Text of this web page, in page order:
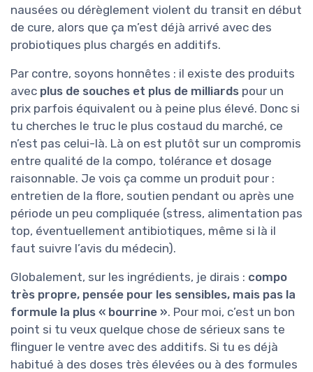
nausées ou dérèglement violent du transit en début
de cure, alors que ça m’est déjà arrivé avec des
probiotiques plus chargés en additifs.
Par contre, soyons honnêtes : il existe des produits
avec plus de souches et plus de milliards pour un
prix parfois équivalent ou à peine plus élevé. Donc si
tu cherches le truc le plus costaud du marché, ce
n’est pas celui-là. Là on est plutôt sur un compromis
entre qualité de la compo, tolérance et dosage
raisonnable. Je vois ça comme un produit pour :
entretien de la flore, soutien pendant ou après une
période un peu compliquée (stress, alimentation pas
top, éventuellement antibiotiques, même si là il
faut suivre l’avis du médecin).
Globalement, sur les ingrédients, je dirais : compo
très propre, pensée pour les sensibles, mais pas la
formule la plus « bourrine ». Pour moi, c’est un bon
point si tu veux quelque chose de sérieux sans te
flinguer le ventre avec des additifs. Si tu es déjà
habitué à des doses très élevées ou à des formules